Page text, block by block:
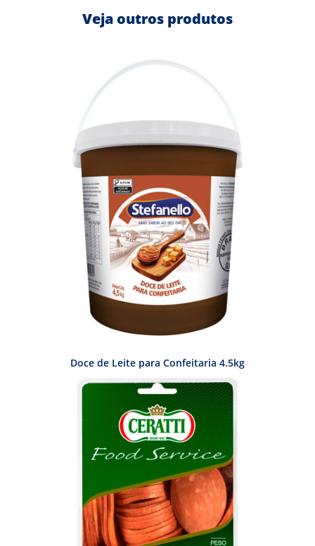
Veja outros produtos
Doce de Leite para Confeitaria 4.5kg